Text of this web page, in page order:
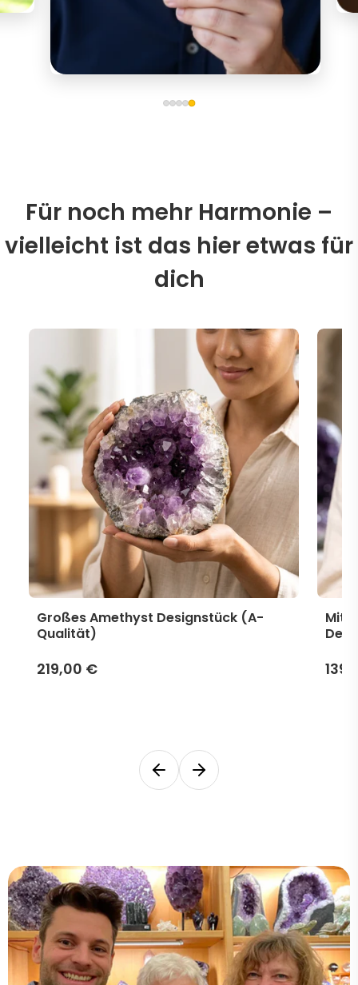
Für noch mehr Harmonie –
vielleicht ist das hier etwas für
dich
Großes Amethyst Designstück (A-
Qualität)
219,00 €